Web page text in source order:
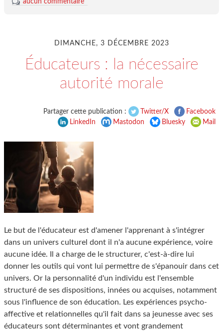
aucun commentaire
DIMANCHE, 3 DÉCEMBRE 2023
Éducateurs : la nécessaire
autorité morale
Partager cette publication : Twitter/X
Facebook
LinkedIn
Mastodon Bluesky Mail
Le but de l'éducateur est d'amener l'apprenant à s'intégrer
dans un univers culturel dont il n'a aucune expérience, voire
aucune idée. Il a charge de le structurer, c'est-à-dire lui
donner les outils qui vont lui permettre de s'épanouir dans cet
univers. Or la personnalité d'un individu est l'ensemble
structuré de ses dispositions, innées ou acquises, notamment
sous l'influence de son éducation. Les expériences psycho-
affective et relationnelles qu'il fait dans sa jeunesse avec ses
éducateurs sont déterminantes et vont grandement